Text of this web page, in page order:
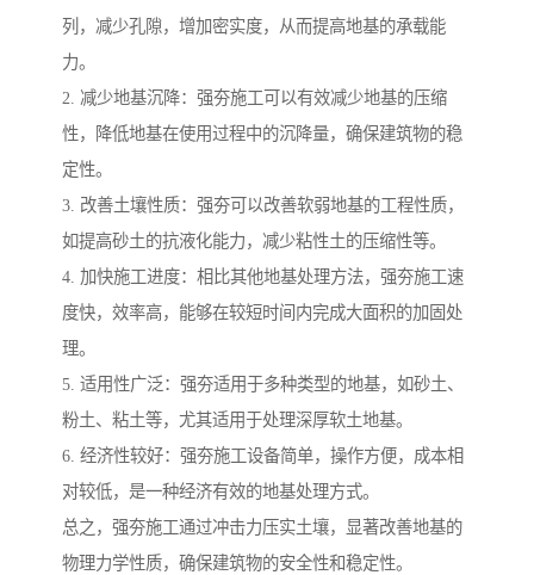
列，减少孔隙，增加密实度，从而提高地基的承载能
力。
2. 减少地基沉降：强夯施工可以有效减少地基的压缩
性，降低地基在使用过程中的沉降量，确保建筑物的稳
定性。
3. 改善土壤性质：强夯可以改善软弱地基的工程性质，
如提高砂土的抗液化能力，减少粘性土的压缩性等。
4. 加快施工进度：相比其他地基处理方法，强夯施工速
度快，效率高，能够在较短时间内完成大面积的加固处
理。
5. 适用性广泛：强夯适用于多种类型的地基，如砂土、
粉土、粘土等，尤其适用于处理深厚软土地基。
6. 经济性较好：强夯施工设备简单，操作方便，成本相
对较低，是一种经济有效的地基处理方式。
总之，强夯施工通过冲击力压实土壤，显著改善地基的
物理力学性质，确保建筑物的安全性和稳定性。